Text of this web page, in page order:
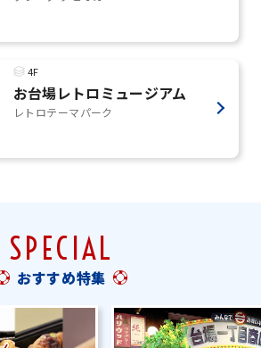
4F
お台場レトロミュージアム
レトロテーマパーク
SPECIAL
おすすめ特集